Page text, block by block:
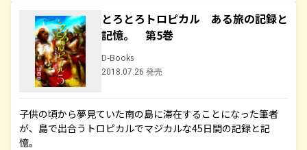
とろとろトロピカル ある旅の記録と
記憶。 第5巻
D-Books
2018.07.26 発売
子供の頃から夢見ていた南の島に滞在することになった筆者
が、島で出合うトロピカルでマジカルな45日間の記録と記
憶。